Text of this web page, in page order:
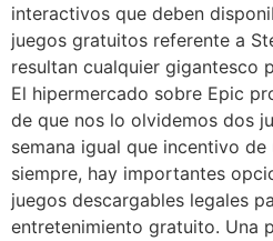
interactivos que deben
juegos gratuitos referente a
resultan cualquier gigantesco
El hipermercado sobre Epic
de que nos lo olvidemos dos
semana igual que incentivo de
siempre, hay importantes
juegos descargables legales
entretenimiento gratuito. Una